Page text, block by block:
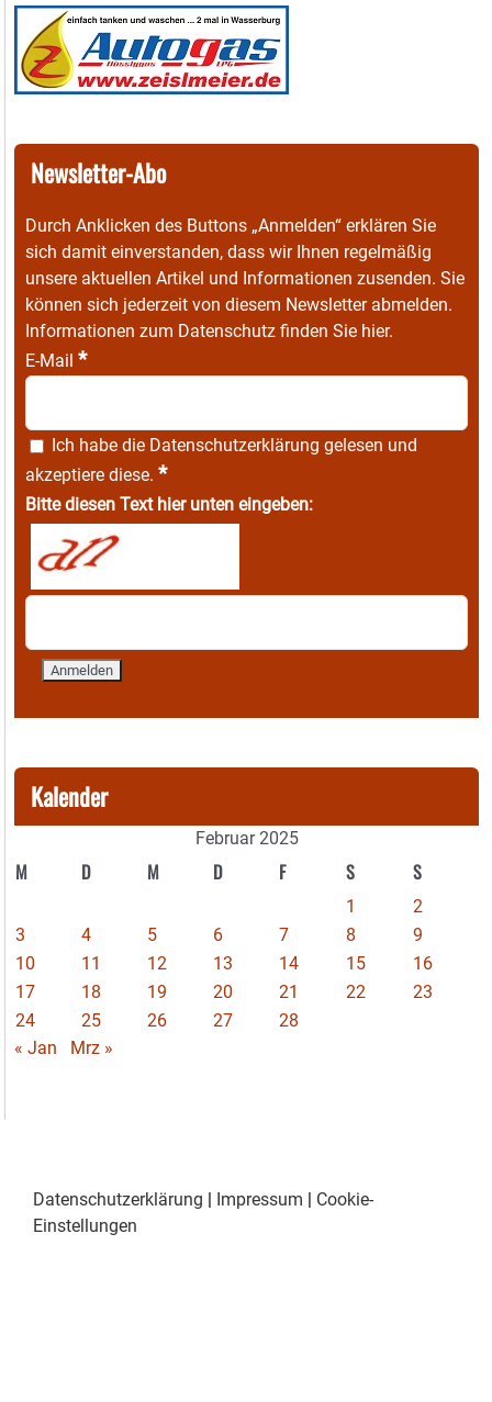
Newsletter-Abo
Durch Anklicken des Buttons „Anmelden“ erklären Sie
sich damit einverstanden, dass wir Ihnen regelmäßig
unsere aktuellen Artikel und Informationen zusenden. Sie
können sich jederzeit von diesem Newsletter abmelden.
Informationen zum Datenschutz finden Sie hier.
E-Mail *
Ich habe die Datenschutzerklärung gelesen und
akzeptiere diese. *
Bitte diesen Text hier unten eingeben:
Kalender
Februar 2025
M D M D F S S
1
2
3
4 5 6 7 8
9
10
11 12 13 14 15
16
17
18 19 20 21 22
23
24
25 26 27
28
« Jan
Mrz »
Datenschutzerklärung | Impressum | Cookie-
Einstellungen